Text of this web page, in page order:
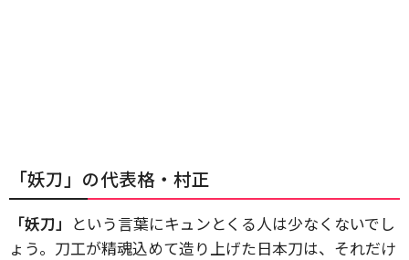
「妖刀」の代表格・村正
「妖刀」 という言葉にキュンとくる人は少なくないでし
ょう。刀工が精魂込めて造り上げた日本刀は、それだけ